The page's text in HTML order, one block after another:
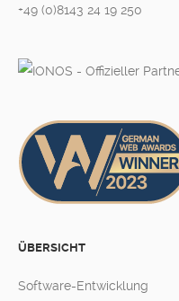
+49 (0)8143 24 19 250
ÜBERSICHT
Software-Entwicklung